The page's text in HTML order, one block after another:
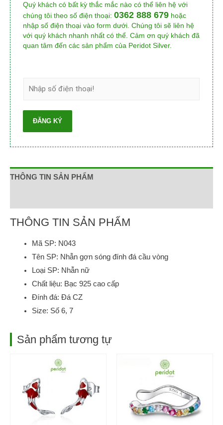
Quý khách có bất kỳ thắc mắc nào có thể liên hệ với
chúng tôi theo số điện thoại: 0362 888 679 hoặc
nhập số điện thoại vào form dưới. Chúng tôi sẽ liên hệ
với quý khách nhanh nhất có thể. Cảm ơn quý khách đã
quan tâm đến các sản phẩm của Peridot Silver.
ĐĂNG KÝ
THÔNG TIN SẢN PHẨM
THÔNG TIN SẢN PHẨM
Mã SP: N043
Tên SP: Nhẫn gợn sóng đính đá cầu vòng
Loại SP: Nhẫn nữ
Chất liệu: Bạc 925 cao cấp
Đính đá: Đá CZ
Size: Số 6, 7
Sản phẩm tương tự